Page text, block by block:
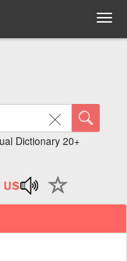
Dictionary 20+